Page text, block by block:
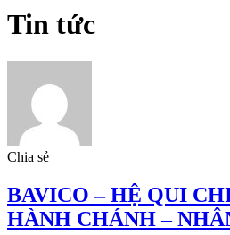
Tin tức
Chia sẻ
BAVICO – HỆ QUI
HÀNH CHÁNH –